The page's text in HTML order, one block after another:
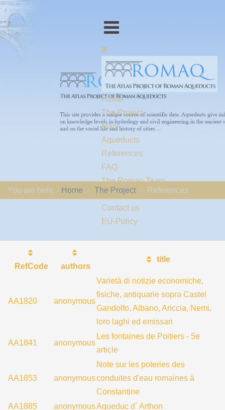
Home
The Project
Map
Aqueducts
References
FAQ
The Romaq Team
Links
Contact us
EU-Policy
You are here: Home The Project References
RefCode authors
title
AA1820 anonymous
Varietà di notizie economiche,
fisiche, antiquarie sopra Castel
Gandolfo, Albano, Ariccia, Nemi,
loro laghi ed emissari
AA1841 anonymous
Les fontaines de Poitiers - 5e
article
AA1853 anonymous
Note sur les poteries des
conduites d'eau romaines à
Constantine
AA1885
anonymousAqueduc d´ Arthon